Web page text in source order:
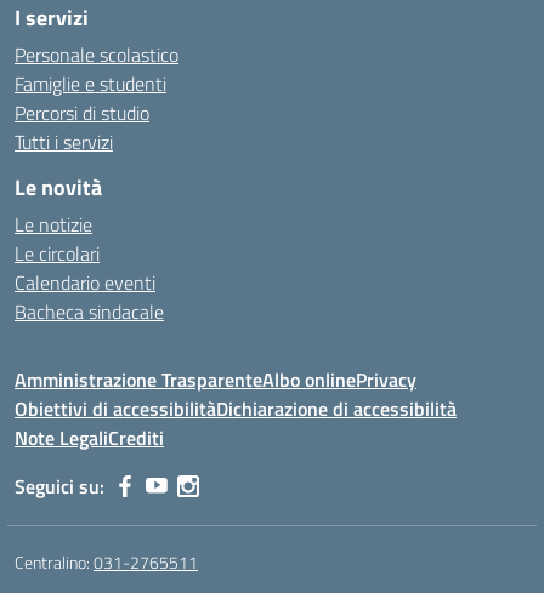
I servizi
Personale scolastico
Famiglie e studenti
Percorsi di studio
Tutti i servizi
Le novità
Le notizie
Le circolari
Calendario eventi
Bacheca sindacale
Amministrazione TrasparenteAlbo onlinePrivacy
Obiettivi di accessibilitàDichiarazione di accessibilità
Note LegaliCrediti
Seguici su:
Centralino:031-2765511